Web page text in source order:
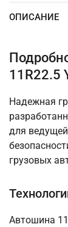
ОПИСАНИЕ
11R22.5
Надежная
для
грузовых
Автошина